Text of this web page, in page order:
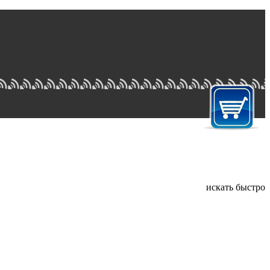
искать быстро